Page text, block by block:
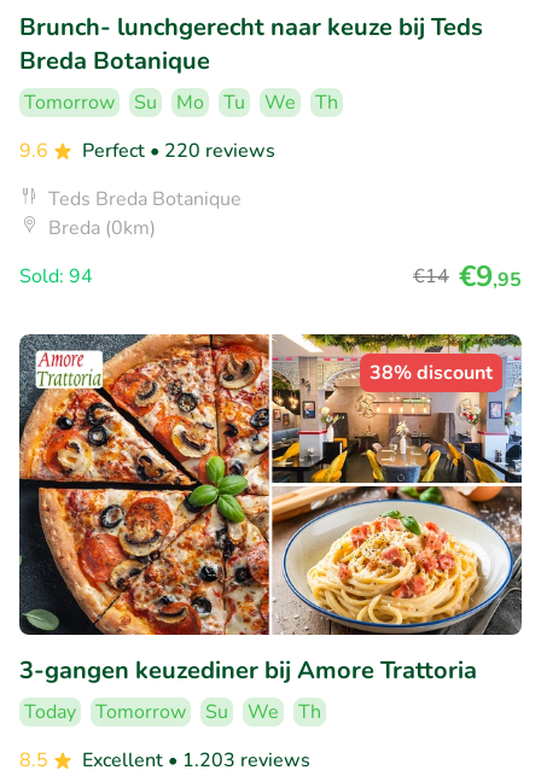
Brunch- lunchgerecht naar keuze bij Teds
Breda Botanique
Tomorrow Su Mo Tu We
Th
9.6
Perfect • 220 reviews
Teds Breda Botanique
Breda (0km)
Sold: 94
€14 €9,95
38% discount
3-gangen keuzediner bij Amore Trattoria
Today Tomorrow Su We
Th
8.5
Excellent • 1.203 reviews